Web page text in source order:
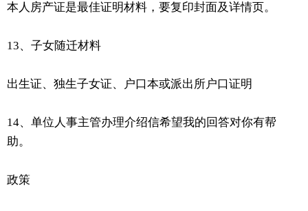
本人房产证是最佳证明材料，要复印封面及详情页。
13、子女随迁材料
出生证、独生子女证、户口本或派出所户口证明
14、单位人事主管办理介绍信希望我的回答对你有帮
助。
政策